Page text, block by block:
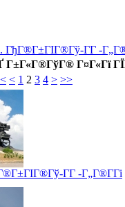
ГђГ®Г±ГІГ®Гў-Г­Г -
Г±Г«Г®ГўГ® Г¤Г«Гї
< 1 2 3 4 > >>
Г­Г -Г„Г®Г­Гі